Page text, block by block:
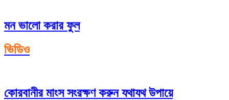
মন ভালো করার ফুল
ভিডিও
কোরবানীর মাংস সংরক্ষণ করুন যথাযথ উপায়ে